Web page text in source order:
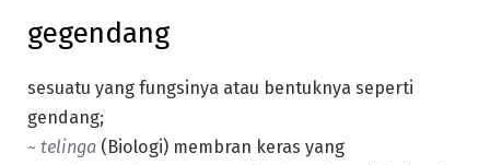
gegendang
sesuatu yang fungsinya atau bentuknya seperti
gendang;
~ telinga (Biologi) membran keras yang